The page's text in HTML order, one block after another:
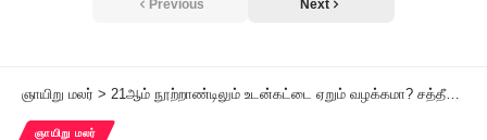
Previous Next
ஞாயிறு மலர் > 21ஆம் நூற்றாண்டிலும் உடன்கட்டை ஏறும் வழக்கமா? சத்தீஸ்கரில் கணவரை இழந்த பெண்ணுக்கு என்ன நடந்தது?
ஞாயிறு மலர்